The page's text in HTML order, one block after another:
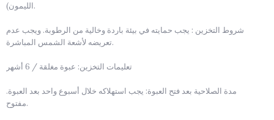
الليمون).
شروط التخزين : يجب حمايته في بيئة باردة وخالية من الرطوبة. ويجب عدم
تعريضه لأشعة الشمس المباشرة.
تعليمات التخزين: عبوة مغلقة / 6 أشهر
مدة الصلاحية بعد فتح العبوة: يجب استهلاكه خلال أسبوع واحد بعد العبوة.
مفتوح.